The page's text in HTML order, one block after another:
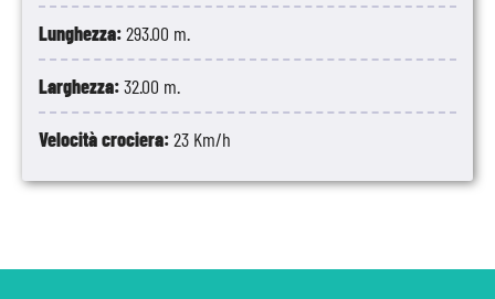
Lunghezza:293.00 m.
Larghezza:32.00 m.
Velocità crociera:23 Km/h